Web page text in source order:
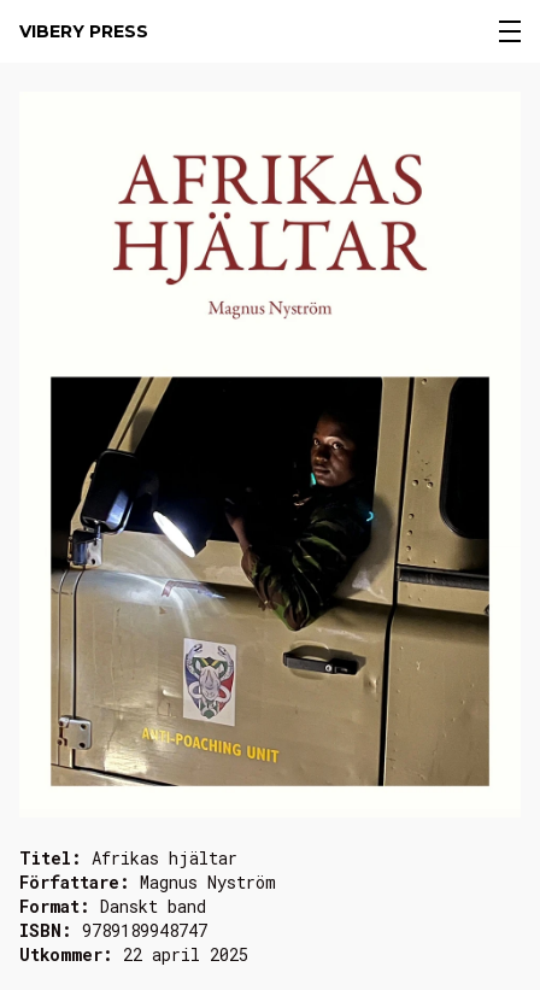
VIBERY PRESS
Titel: Afrikas hjältar
Författare: Magnus Nyström
Format: Danskt band
ISBN: 9789189948747
Utkommer: 22 april 2025